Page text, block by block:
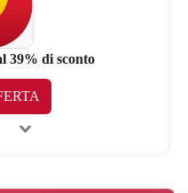
39% di sconto